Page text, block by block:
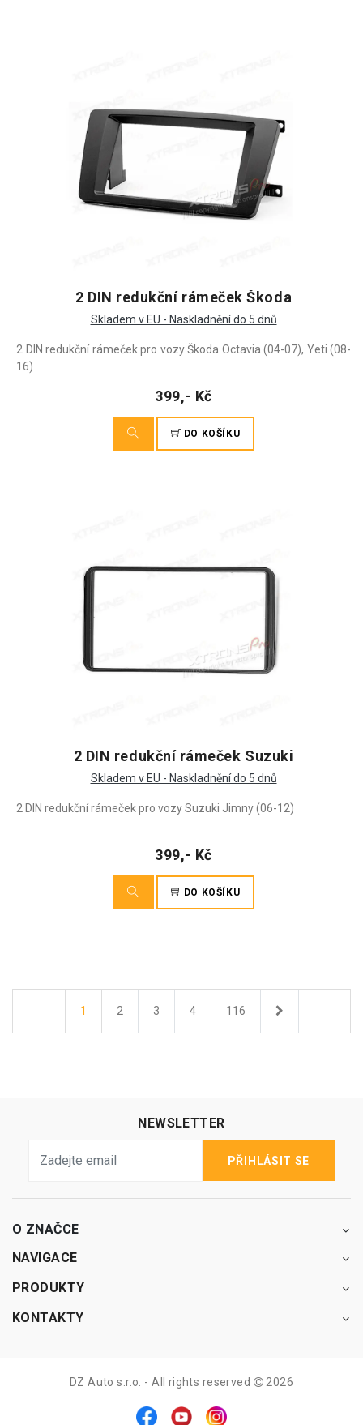
2 DIN redukční rámeček Škoda
Skladem v EU - Naskladnění do 5 dnů
2 DIN redukční rámeček pro vozy Škoda Octavia (04-07), Yeti (08-
16)
399,- Kč
DO KOŠÍKU
2 DIN redukční rámeček Suzuki
Skladem v EU - Naskladnění do 5 dnů
2 DIN redukční rámeček pro vozy Suzuki Jimny (06-12)
399,- Kč
DO KOŠÍKU
1 2 3 4 116 Další
NEWSLETTER
PŘIHLÁSIT SE
O ZNAČCE
NAVIGACE
PRODUKTY
KONTAKTY
DZ Auto s.r.o. - All rights reserved 2026